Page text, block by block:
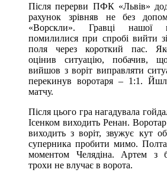
Після перерви ПФК «Львів»
рахунок зрівняв не без
«Ворскли». Гравці нашої
помилилися при спробі вийти
поля через короткий пас.
оцінив ситуацію, побачив,
вийшов з воріт виправляти
перекинув воротаря – 1:1.
матчу.
Після цього гра нагадувала
Ісенком виходить Ренан.
виходить з воріт, звужує кут
суперника пробити мимо.
моментом Челядіна. Артем з
трохи не влучає в ворота.